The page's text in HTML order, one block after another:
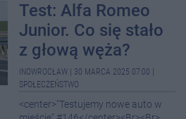
Test: Alfa Romeo
Junior. Co się stało
z głową węża?
INOWROCŁAW 30 MARCA 2025 07:00
SPOŁECZEŃSTWO
<center>"Testujemy nowe auto w